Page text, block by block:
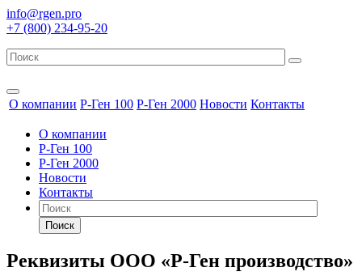
info@rgen.pro
+7 (800) 234-95-20
О компании Р-Ген 100 Р-Ген 2000 Новости Контакты
О компании
Р-Ген 100
Р-Ген 2000
Новости
Контакты
Поиск
Реквизиты ООО «Р-Ген производство»